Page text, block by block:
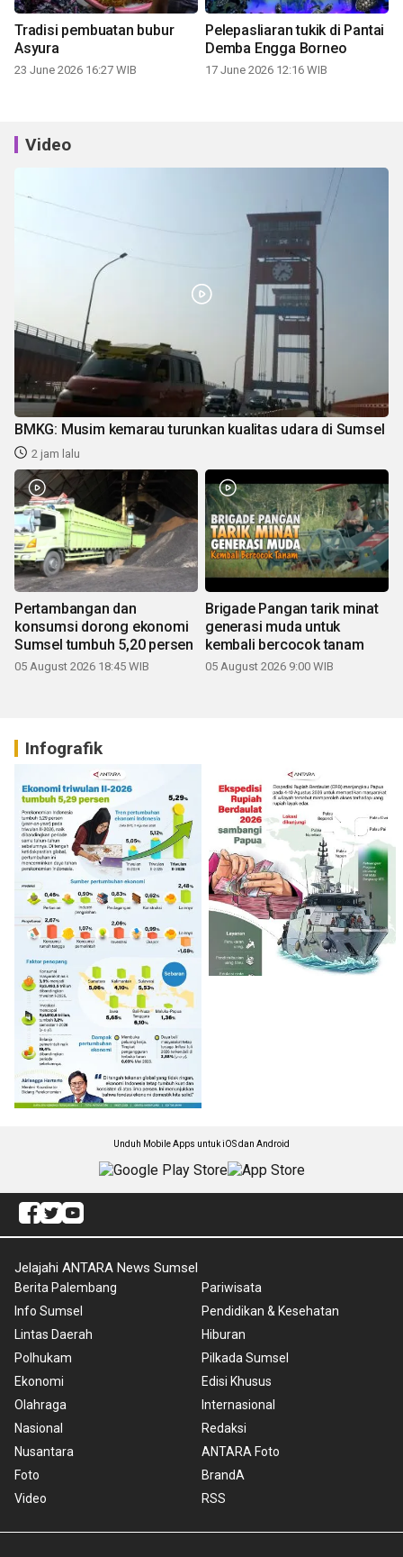
Tradisi pembuatan bubur
Asyura
23 June 2026 16:27 WIB
Pelepasliaran tukik di Pantai
Demba Engga Borneo
17 June 2026 12:16 WIB
Video
BMKG: Musim kemarau turunkan kualitas udara di Sumsel
2 jam lalu
Pertambangan dan
konsumsi dorong ekonomi
Sumsel tumbuh 5,20 persen
05 August 2026 18:45 WIB
Brigade Pangan tarik minat
generasi muda untuk
kembali bercocok tanam
05 August 2026 9:00 WIB
Infografik
Unduh Mobile Apps untuk iOS dan Android
Jelajahi ANTARA News Sumsel
Berita Palembang
Info Sumsel
Lintas Daerah
Polhukam
Ekonomi
Olahraga
Nasional
Nusantara
Foto
Video
Pariwisata
Pendidikan & Kesehatan
Hiburan
Pilkada Sumsel
Edisi Khusus
Internasional
Redaksi
ANTARA Foto
BrandA
RSS